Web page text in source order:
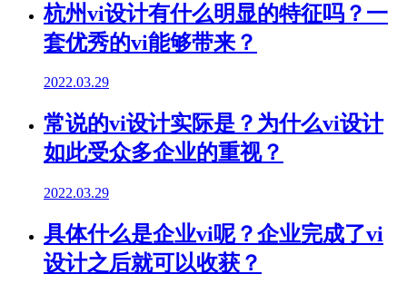
杭州vi设计有什么明显的特征吗？一
套优秀的vi能够带来？
2022.03.29
常说的vi设计实际是？为什么vi设计
如此受众多企业的重视？
2022.03.29
具体什么是企业vi呢？企业完成了vi
设计之后就可以收获？